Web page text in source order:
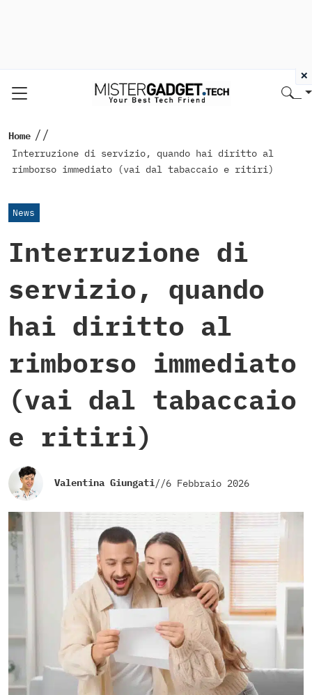
Home //
Interruzione di servizio, quando hai diritto al
rimborso immediato (vai dal tabaccaio e ritiri)
News
Interruzione di
servizio, quando
hai diritto al
rimborso immediato
(vai dal tabaccaio
e ritiri)
Valentina Giungati//6 Febbraio 2026
×